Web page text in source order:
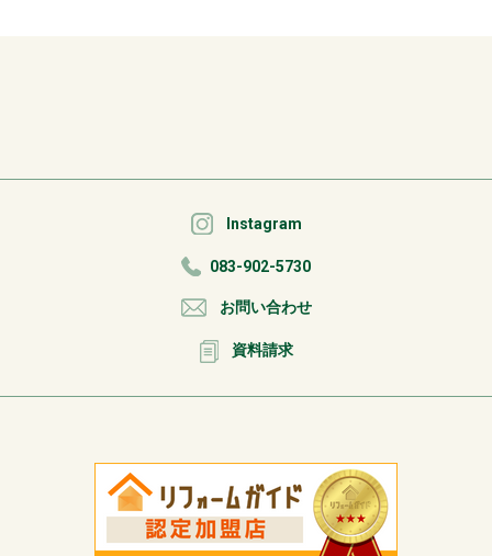
Instagram
083-902-5730
お問い合わせ
資料請求